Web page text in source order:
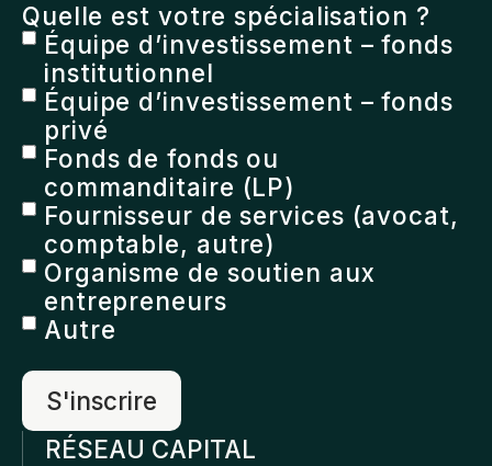
Quelle est votre spécialisation ?
Équipe d’investissement – fonds
institutionnel
Équipe d’investissement – fonds
privé
Fonds de fonds ou
commanditaire (LP)
Fournisseur de services (avocat,
comptable, autre)
Organisme de soutien aux
entrepreneurs
Autre
RÉSEAU CAPITAL